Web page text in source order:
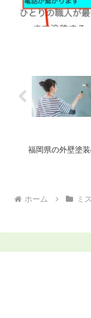
福岡県の外壁塗
ホーム ミ